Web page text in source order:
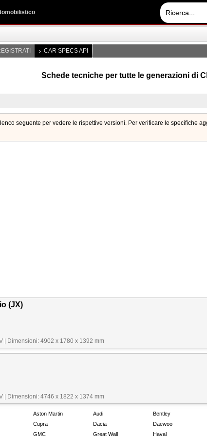
CAR SPECS API
Schede tecniche per tutte le generazioni di
seguente per vedere le rispettive versioni. Per verificare le specifiche
(JX)
Dimensioni: 4902 x 1780 x 1392 mm
Dimensioni: 4746 x 1822 x 1374 mm
Aston Martin Audi Bentley
Cupra Dacia Daewoo
GMC Great Wall Haval